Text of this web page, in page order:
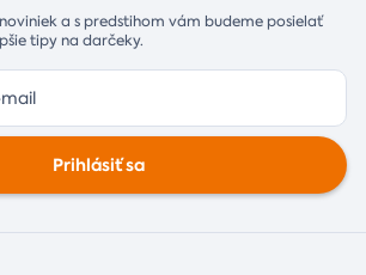
a s predstihom vám budeme posielať
tipy na darčeky.
Prihlásiť sa